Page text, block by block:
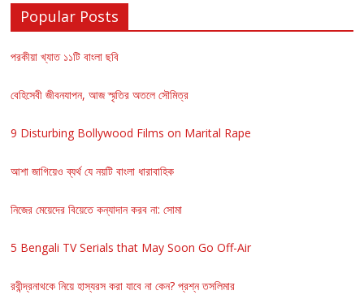
Popular Posts
পরকীয়া খ্যাত ১১টি বাংলা ছবি
বেহিসেবী জীবনযাপন, আজ স্মৃতির অতলে সৌমিত্র
9 Disturbing Bollywood Films on Marital Rape
আশা জাগিয়েও ব্যর্থ যে নয়টি বাংলা ধারাবাহিক
নিজের মেয়েদের বিয়েতে কন্যাদান করব না: সোমা
5 Bengali TV Serials that May Soon Go Off-Air
রবীন্দ্রনাথকে নিয়ে হাস্যরস করা যাবে না কেন? প্রশ্ন তসলিমার